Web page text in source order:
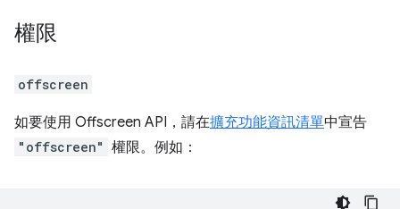
權限
offscreen
如要使用 Offscreen API，請在擴充功能資訊清單中宣告
"offscreen" 權限。例如：